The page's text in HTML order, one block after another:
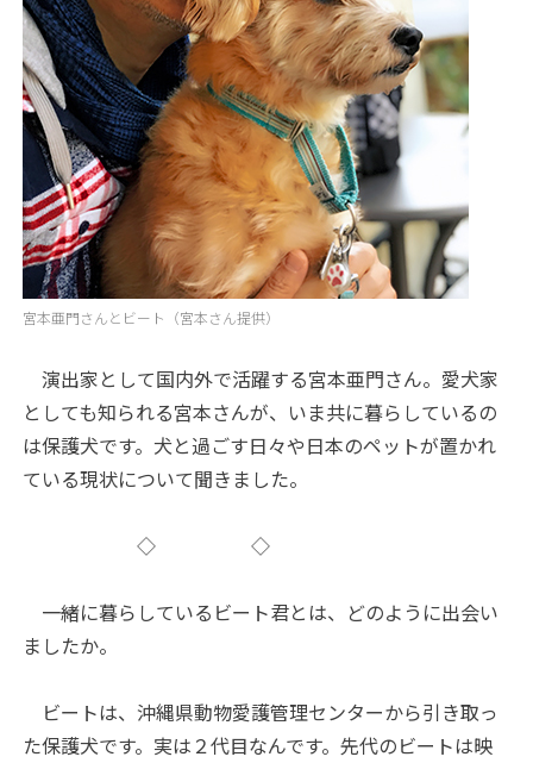
宮本亜門さんとビート（宮本さん提供）
演出家として国内外で活躍する宮本亜門さん。愛犬家
としても知られる宮本さんが、いま共に暮らしているの
は保護犬です。犬と過ごす日々や日本のペットが置かれ
ている現状について聞きました。
◇ ◇
――一緒に暮らしているビート君とは、どのように出会い
ましたか。
ビートは、沖縄県動物愛護管理センターから引き取っ
た保護犬です。実は２代目なんです。先代のビートは映